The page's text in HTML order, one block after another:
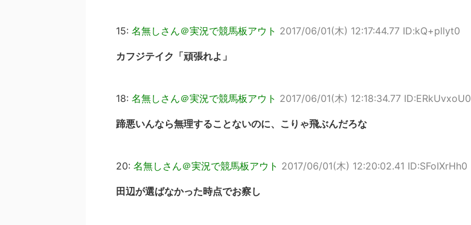
15: 名無しさん＠実況で競馬板アウト 2017/06/01(木) 12:17:44.77 ID:kQ+pllyt0
カフジテイク「頑張れよ」
18: 名無しさん＠実況で競馬板アウト 2017/06/01(木) 12:18:34.77 ID:ERkUvxoU0
蹄悪いんなら無理することないのに、こりゃ飛ぶんだろな
20: 名無しさん＠実況で競馬板アウト 2017/06/01(木) 12:20:02.41 ID:SFoIXrHh0
田辺が選ばなかった時点でお察し